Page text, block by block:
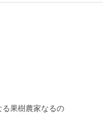
果樹農家なるの